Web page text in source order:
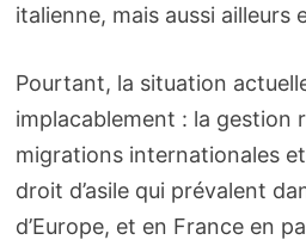
italienne, mais aussi ailleurs
Pourtant, la situation
implacablement : la gestion
migrations internationales
droit d’asile qui prévalent
d’Europe, et en France en